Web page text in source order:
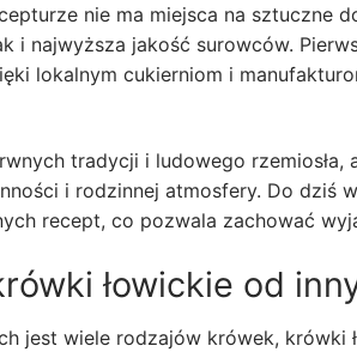
nie ma miejsca na sztuczne
i najwyższa jakość surowców.
lokalnym cukierniom i
tradycji i ludowego
i rodzinnej atmosfery. Do dziś
recept, co pozwala zachować
łowickie od
jest wiele rodzajów krówek, krówki